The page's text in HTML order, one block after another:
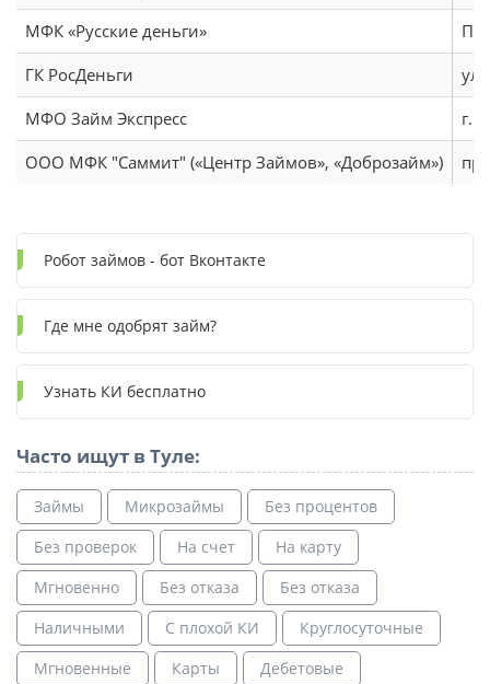
МФК «Русские деньги»
ГК РосДеньги
ул.
МФО Займ Экспресс
г.
ООО МФК "Саммит" («Центр Займов», «Доброзайм»)
Робот займов - бот Вконтакте
Где мне одобрят займ?
Узнать КИ бесплатно
Часто ищут в Туле:
Займы Микрозаймы
Без процентов
Без проверок
На счет
На карту
Мгновенно
Без отказа
Без отказа
Наличными
С плохой КИ
Круглосуточные
Мгновенные
Карты
Дебетовые